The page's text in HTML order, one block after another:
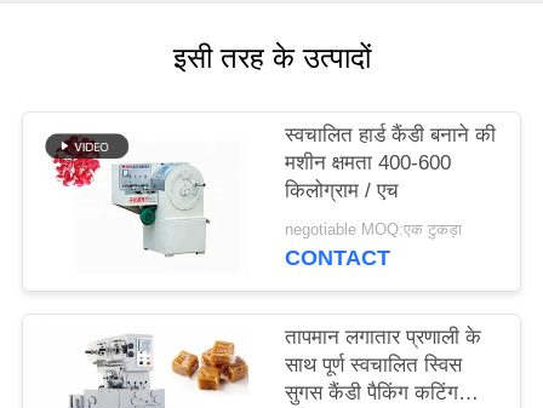
PRIVACY
POLICY
इसी तरह के उत्पादों
स्वचालित हार्ड कैंडी बनाने की
मशीन क्षमता 400-600
किलोग्राम / एच
negotiable MOQ:एक टुकड़ा
CONTACT
तापमान लगातार प्रणाली के
साथ पूर्ण स्वचालित स्विस
सुगस कैंडी पैकिंग कटिंग